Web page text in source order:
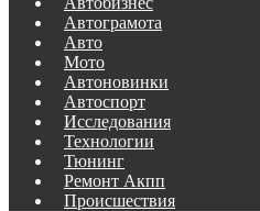
Автограмота
Авто
Мото
Автоновинки
Автоспорт
Исследования
Технологии
Тюнинг
Ремонт Акпп
Происшествия